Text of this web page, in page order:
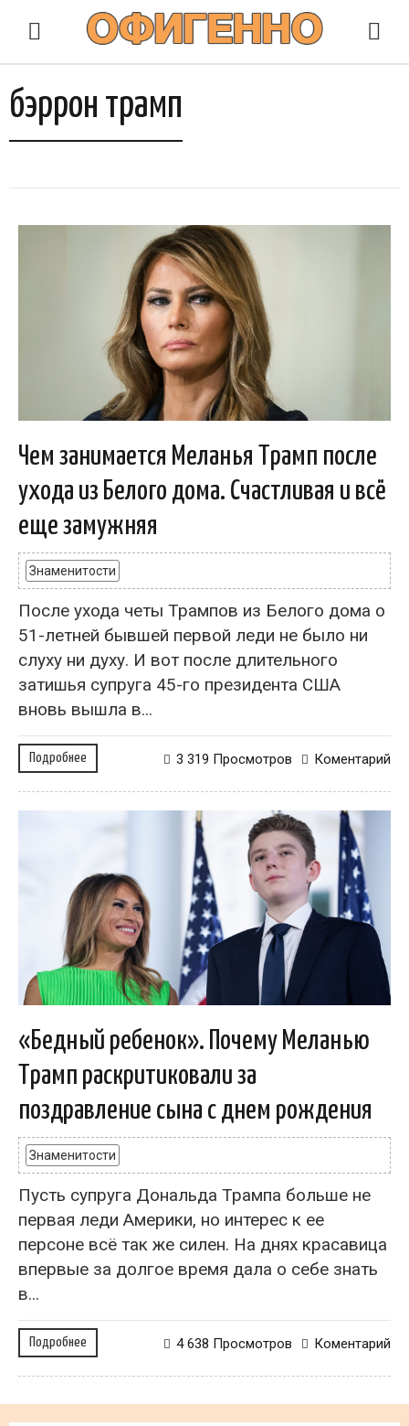
бэррон трамп
Чем занимается Меланья Трамп после
ухода из Белого дома. Счастливая и всё
еще замужняя
Знаменитости
После ухода четы Трампов из Белого дома о
51-летней бывшей первой леди не было ни
слуху ни духу. И вот после длительного
затишья супруга 45-го президента США
вновь вышла в...
Подробнее Коментарий
3 319 Просмотров
«Бедный ребенок». Почему Меланью
Трамп раскритиковали за
поздравление сына с днем рождения
Знаменитости
Пусть супруга Дональда Трампа больше не
первая леди Америки, но интерес к ее
персоне всё так же силен. На днях красавица
впервые за долгое время дала о себе знать
в...
Подробнее Коментарий
4 638 Просмотров